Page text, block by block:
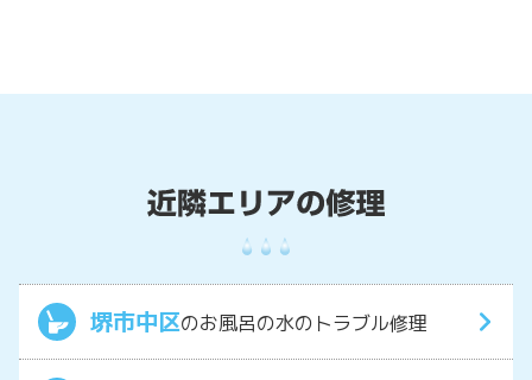
堺市中区のお風呂の水のトラブル修理